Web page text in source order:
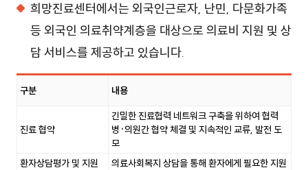
희망진료센터에서는 외국인근로자, 난민, 다문화가족
등 외국인 의료취약계층을 대상으로 의료비 지원 및 상
담 서비스를 제공하고 있습니다.
희망진료센터 표이며 구분, 내용 정보를 제공합니다.
구분 내용
진료 협약
긴밀한 진료협력 네트워크 구축을 위하여 협력
병·의원간 협약 체결 및 지속적인 교류, 발전 도
모
환자상담평가 및 지원
의료사회복지 상담을 통해 환자에게 필요한 지원